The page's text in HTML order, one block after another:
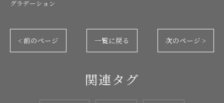
グラデーション
< 前のページ 一覧に戻る 次のページ >
関連タグ